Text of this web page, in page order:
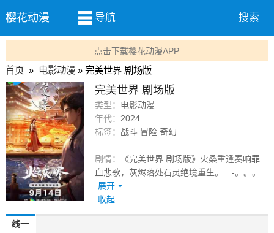
樱花动漫 导航 搜索
点击下载樱花动漫APP
首页 » 电影动漫» 完美世界 剧场版
完美世界 剧场版
类型： 电影动漫
年代： 2024
标签： 战斗 冒险 奇幻
剧情：
《完美世界 剧场版》火桑重逢奏响罪
血悲歌，灰烬落处石灵绝境重生。…-。。。
展开
收起
线一